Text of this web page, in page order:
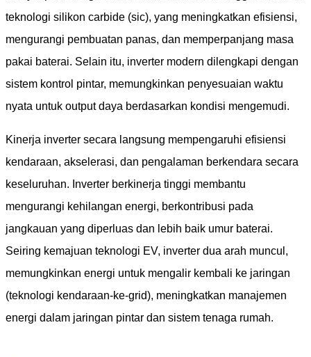
teknologi silikon carbide (sic), yang meningkatkan efisiensi,
mengurangi pembuatan panas, dan memperpanjang masa
pakai baterai. Selain itu, inverter modern dilengkapi dengan
sistem kontrol pintar, memungkinkan penyesuaian waktu
nyata untuk output daya berdasarkan kondisi mengemudi.
Kinerja inverter secara langsung mempengaruhi efisiensi
kendaraan, akselerasi, dan pengalaman berkendara secara
keseluruhan. Inverter berkinerja tinggi membantu
mengurangi kehilangan energi, berkontribusi pada
jangkauan yang diperluas dan lebih baik umur baterai.
Seiring kemajuan teknologi EV, inverter dua arah muncul,
memungkinkan energi untuk mengalir kembali ke jaringan
(teknologi kendaraan-ke-grid), meningkatkan manajemen
energi dalam jaringan pintar dan sistem tenaga rumah.